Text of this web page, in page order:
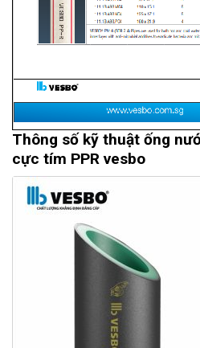
Thông số kỹ thuật ống
cực tím PPR vesbo